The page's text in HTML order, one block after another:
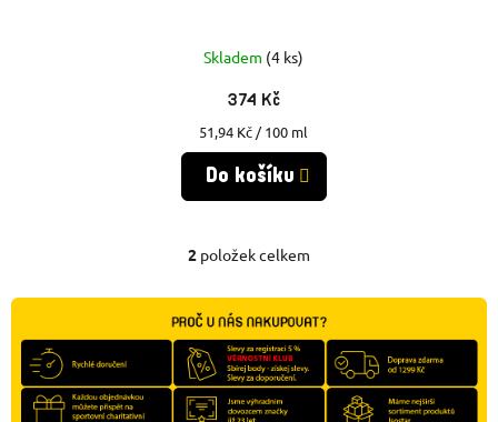
Skladem (4 ks)
374 Kč
Měrná
cena:
51,94 Kč / 100 ml
Do košíku
O
V
L
Á
2 položek celkem